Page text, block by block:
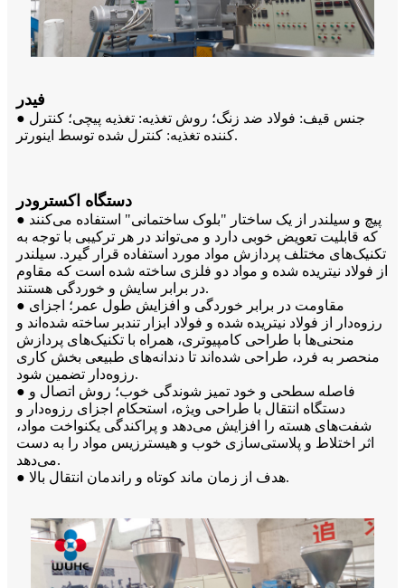
فیدر
● جنس قیف: فولاد ضد زنگ؛ روش تغذیه: تغذیه پیچی؛ کنترل
کننده تغذیه: کنترل شده توسط اینورتر.
دستگاه اکسترودر
● پیچ و سیلندر از یک ساختار "بلوک ساختمانی" استفاده می‌کنند
که قابلیت تعویض خوبی دارد و می‌تواند در هر ترکیبی با توجه به
تکنیک‌های مختلف پردازش مواد مورد استفاده قرار گیرد. سیلندر
از فولاد نیتریده شده و مواد دو فلزی ساخته شده است که مقاوم
در برابر سایش و خوردگی هستند.
● مقاومت در برابر خوردگی و افزایش طول عمر؛ اجزای
رزوه‌دار از فولاد نیتریده شده و فولاد ابزار تندبر ساخته شده‌اند و
منحنی‌ها با طراحی کامپیوتری، همراه با تکنیک‌های پردازش
منحصر به فرد، طراحی شده‌اند تا دندانه‌های طبیعی بخش کاری
رزوه‌دار تضمین شود.
● فاصله سطحی و خود تمیز شوندگی خوب؛ روش اتصال و
دستگاه انتقال با طراحی ویژه، استحکام اجزای رزوه‌دار و
شفت‌های هسته را افزایش می‌دهد و پراکندگی یکنواخت مواد،
اثر اختلاط و پلاستی‌سازی خوب و هیسترزیس مواد را به دست
می‌دهد.
● هدف از زمان ماند کوتاه و راندمان انتقال بالا.